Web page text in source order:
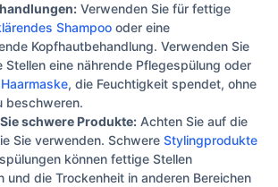
Verwenden Sie für fettige
Shampoo oder eine
Kopfhautbehandlung. Verwenden Sie
Stellen eine nährende Pflegespülung oder
Haarmaske, die Feuchtigkeit spendet, ohne
beschweren.
schwere Produkte: Achten Sie auf die
Sie verwenden. Schwere Stylingprodukte
können fettige Stellen
und die Trockenheit in anderen Bereichen